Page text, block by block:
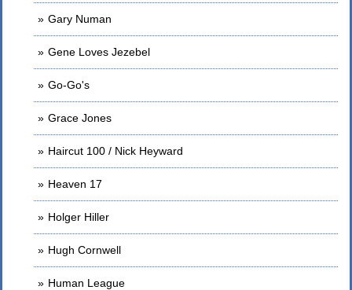
Gary Numan
Gene Loves Jezebel
Go-Go's
Grace Jones
Haircut 100 / Nick Heyward
Heaven 17
Holger Hiller
Hugh Cornwell
Human League